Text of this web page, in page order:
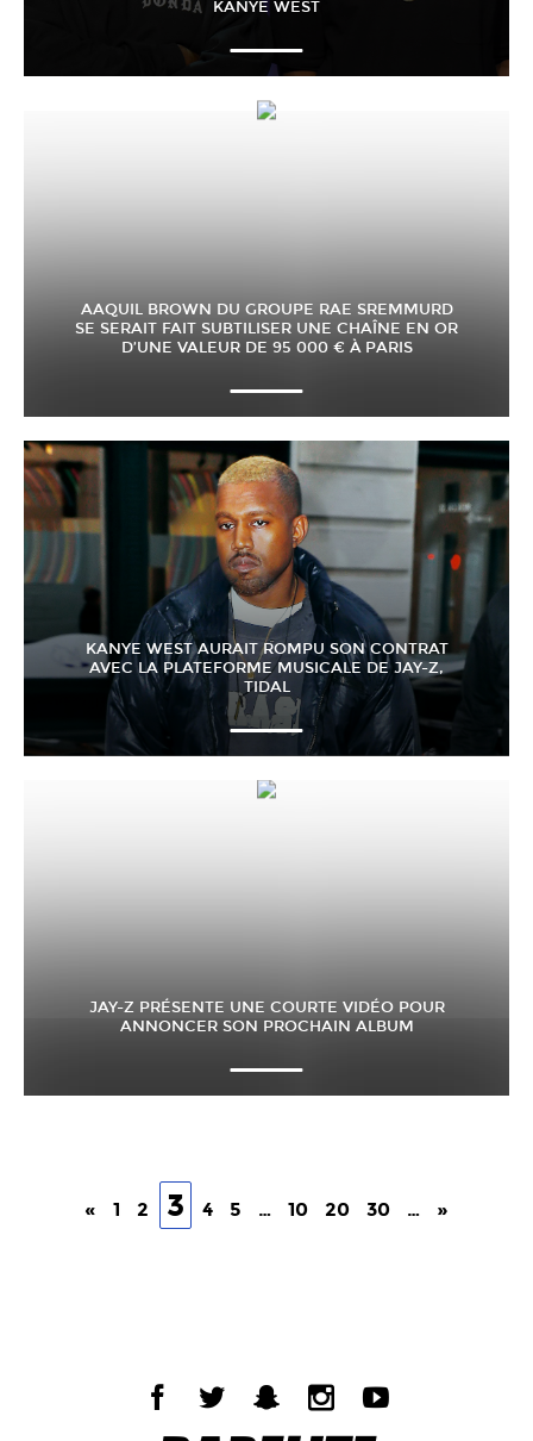
KANYE WEST
AAQUIL BROWN DU GROUPE RAE SREMMURD
SE SERAIT FAIT SUBTILISER UNE CHAÎNE EN OR
D’UNE VALEUR DE 95 000 € À PARIS
KANYE WEST AURAIT ROMPU SON CONTRAT
AVEC LA PLATEFORME MUSICALE DE JAY-Z,
TIDAL
JAY-Z PRÉSENTE UNE COURTE VIDÉO POUR
ANNONCER SON PROCHAIN ALBUM
« 1 2 3 4 5 … 10 20 30 … »